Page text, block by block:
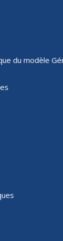
du modèle